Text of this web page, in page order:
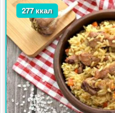
277 ккал